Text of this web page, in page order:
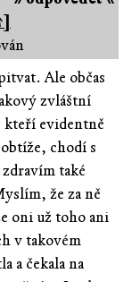
Ale občas
zvláštní
kteří evidentně
chodí s
také
že za ně
oni už toho ani
v takovém
a čekala na